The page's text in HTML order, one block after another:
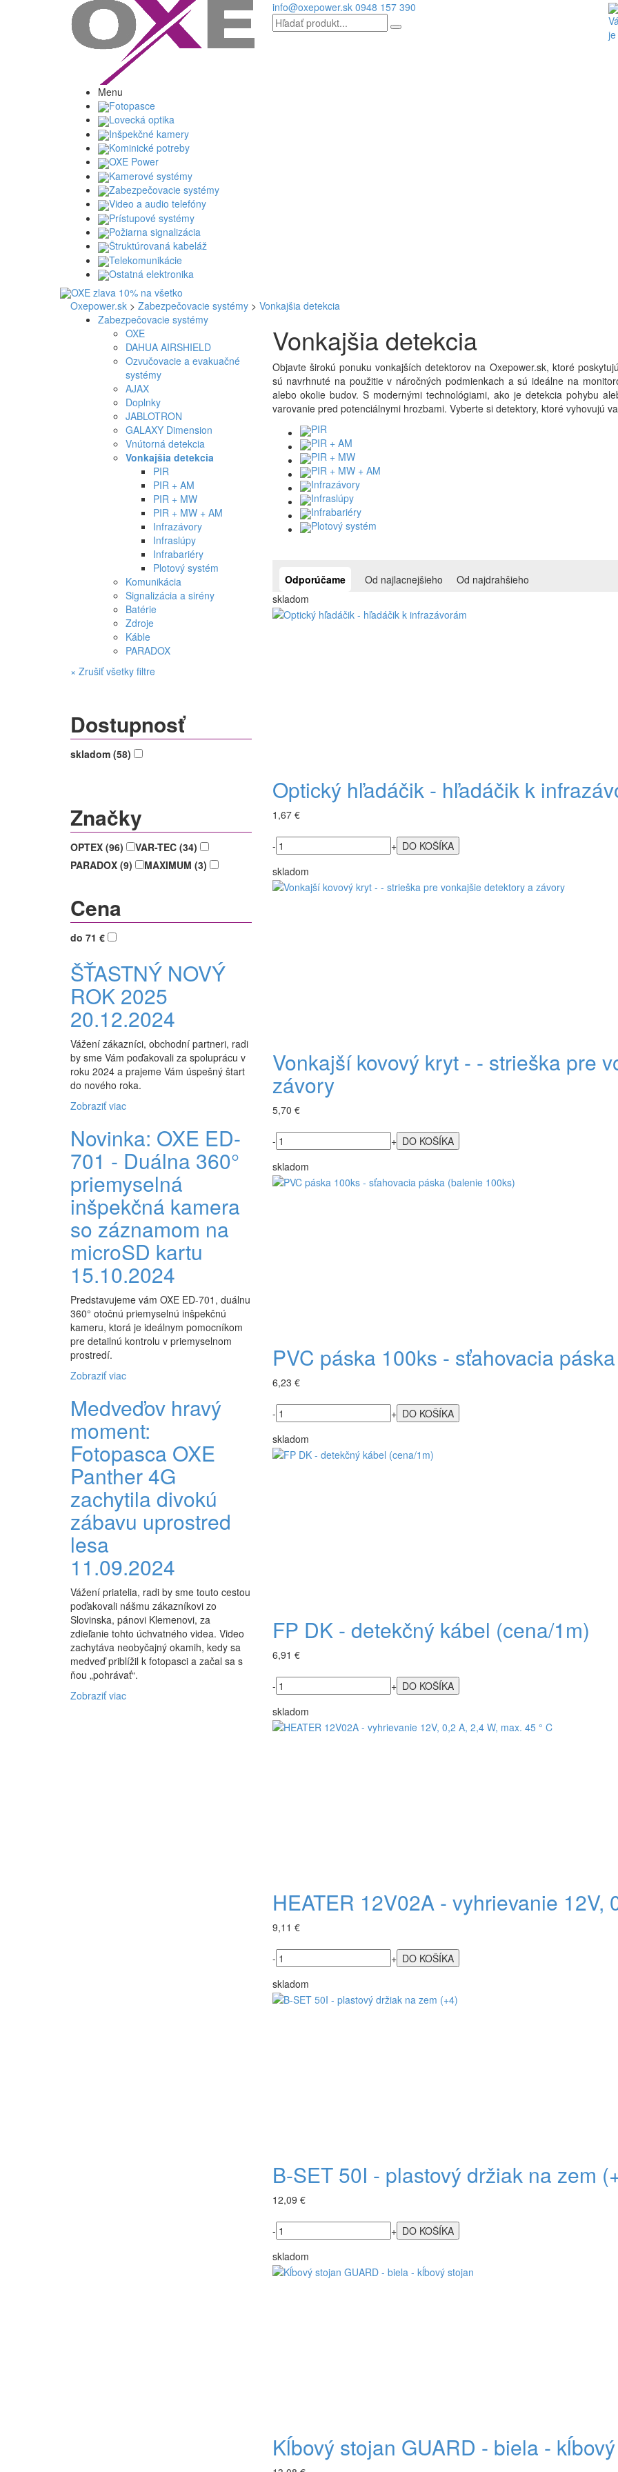
info@oxepower.sk 0948 157 390
Menu
Fotopasce
Lovecká optika
Inšpekčné kamery
Kominické potreby
OXE Power
Kamerové systémy
Zabezpečovacie systémy
Video a audio telefóny
Prístupové systémy
Požiarna signalizácia
Štruktúrovaná kabeláž
Telekomunikácie
Ostatná elektronika
Oxepower.sk > Zabezpečovacie systémy > Vonkajšia detekcia
Zabezpečovacie systémy
OXE
DAHUA AIRSHIELD
Ozvučovacie a evakuačné
systémy
AJAX
Doplnky
JABLOTRON
GALAXY Dimension
Vnútorná detekcia
Vonkajšia detekcia
PIR
PIR + AM
PIR + MW
PIR + MW + AM
Infrazávory
Infraslúpy
Infrabariéry
Plotový systém
Komunikácia
Signalizácia a sirény
Batérie
Zdroje
Káble
PARADOX
× Zrušiť všetky filtre
Dostupnosť
skladom (58)
Značky
OPTEX (96)
VAR-TEC (34)
PARADOX (9)
MAXIMUM (3)
Cena
do 71 €
ŠŤASTNÝ NOVÝ
ROK 2025
20.12.2024
Vážení zákazníci, obchodní partneri, radi
by sme Vám poďakovali za spoluprácu v
roku 2024 a prajeme Vám úspešný štart
do nového roka.
Zobraziť viac
Novinka: OXE ED-
701 - Duálna 360°
priemyselná
inšpekčná kamera
so záznamom na
microSD kartu
15.10.2024
Predstavujeme vám OXE ED-701, duálnu
360° otočnú priemyselnú inšpekčnú
kameru, ktorá je ideálnym pomocníkom
pre detailnú kontrolu v priemyselnom
prostredí.
Zobraziť viac
Medveďov hravý
moment:
Fotopasca OXE
Panther 4G
zachytila ​​divokú
zábavu uprostred
lesa
11.09.2024
Vážení priatelia, radi by sme touto cestou
poďakovali nášmu zákazníkovi zo
Slovinska, pánovi Klemenovi, za
zdieľanie tohto úchvatného videa. Video
zachytáva neobyčajný okamih, kedy sa
medveď priblížil k fotopasci a začal sa s
ňou „pohrávať“.
Zobraziť viac
Vonkajšia detekcia
Objavte širokú ponuku vonkajších detektorov na Oxepower.sk, ktoré
sú navrhnuté na použitie v náročných podmienkach a sú ideálne na
alebo okolie budov. S modernými technológiami, ako je detekcia pohybu
varovanie pred potenciálnymi hrozbami. Vyberte si detektory, ktoré vyhovujú
PIR
PIR + AM
PIR + MW
PIR + MW + AM
Infrazávory
Infraslúpy
Infrabariéry
Plotový systém
Odporúčame Od najlacnejšieho Od najdrahšieho
skladom
Optický hľadáčik - hľadáčik k
1,67 €
-
+
skladom
Vonkajší kovový kryt - - strieška pre
závory
5,70 €
-
+
skladom
PVC páska 100ks - sťahovacia
6,23 €
-
+
skladom
FP DK - detekčný kábel (cena/1m)
6,91 €
-
+
skladom
HEATER 12V02A - vyhrievanie 12V,
9,11 €
-
+
skladom
B-SET 50I - plastový držiak na zem
12,09 €
-
+
skladom
Kĺbový stojan GUARD - biela -